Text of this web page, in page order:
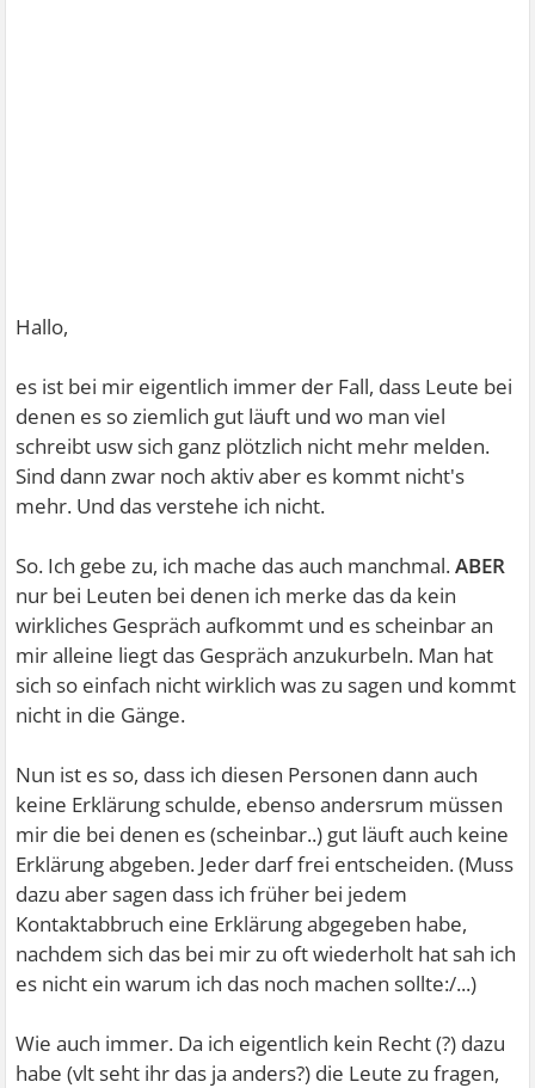
Hallo,
es ist bei mir eigentlich immer der Fall, dass Leute bei
denen es so ziemlich gut läuft und wo man viel
schreibt usw sich ganz plötzlich nicht mehr melden.
Sind dann zwar noch aktiv aber es kommt nicht's
mehr. Und das verstehe ich nicht.
So. Ich gebe zu, ich mache das auch manchmal.ABER
nur bei Leuten bei denen ich merke das da kein
wirkliches Gespräch aufkommt und es scheinbar an
mir alleine liegt das Gespräch anzukurbeln. Man hat
sich so einfach nicht wirklich was zu sagen und kommt
nicht in die Gänge.
Nun ist es so, dass ich diesen Personen dann auch
keine Erklärung schulde, ebenso andersrum müssen
mir die bei denen es (scheinbar..) gut läuft auch keine
Erklärung abgeben. Jeder darf frei entscheiden. (Muss
dazu aber sagen dass ich früher bei jedem
Kontaktabbruch eine Erklärung abgegeben habe,
nachdem sich das bei mir zu oft wiederholt hat sah ich
es nicht ein warum ich das noch machen sollte:/...)
Wie auch immer. Da ich eigentlich kein Recht (?) dazu
habe (vlt seht ihr das ja anders?) die Leute zu fragen,